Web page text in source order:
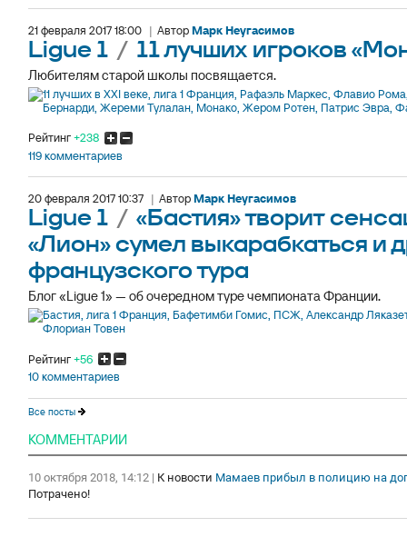
21 февраля 2017 18:00 | АвторМарк Неугасимов
Ligue 1 / 11 лучших игроков
Любителям старой школы посвящается.
Рейтинг+238
119 комментариев
20 февраля 2017 10:37 | АвторМарк Неугасимов
Ligue 1 / «Бастия» творит
«Лион» сумел выкарабкаться и
французского тура
Блог «Ligue 1» — об очередном туре чемпионата Франции.
Рейтинг+56
10 комментариев
Все посты
КОММЕНТАРИИ
10 октября 2018, 14:12 | К новости Мамаев прибыл в полицию на
Потрачено!